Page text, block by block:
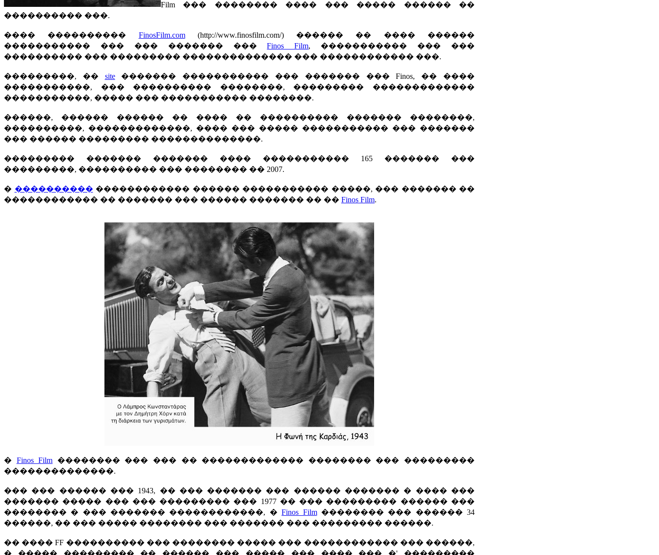
Film ��� �������� ���� ��� ����� ������ ��
���������� ���.
���� ���������� FinosFilm.com(http://www.finosfilm.com/) ������ �� ���� ������
����������� ��� ��� ������� ���Finos Film, ����������� ��� ���
���������� ��� ��������� �������������� ��� ������������ ���.
���������, �� site������� ����������� ��� ������� ��� Finos, �� ����
�����������, ��� ���������� ��������, ��������� �������������
�����������, ����� ��� ����������� ��������.
������, ������ ������ �� ���� �� ���������� ������� ��������,
����������, �������������, ���� ��� ����� ����������� ��� �������
��� ������ ��������� ��������������.
��������� ������� ������� ���� ����������� 165 ������� ���
���������, ���������� ��� �������� �� 2007.
� ���������� ������������ ������ ����������� �����, ��� ������� ��
������������ �� ������� ��� ������ ������� �� �� Finos Film.
� Finos Film �������� ��� ��� �� ������������� �������� ��� ���������
��������������.
��� ��� ������ ��� 1943, �� ��� ������� ��� ������ ������� � ���� ���
������� ����� ��� ��� ��������� ��� 1977 �� ��� ��������� ������ ���
�������� � ��� ������� ������������, �Finos Film�������� ��� ������ 34
������, �� ��� ����� �������� ��� ������� ��� ��������� ������.
�� ���� FF ���������� ��� �������� ����� ��� ������������ ��� ������,
� ����� ��������� �� ������ ��� ����� ��� ���� ��� �' ���������